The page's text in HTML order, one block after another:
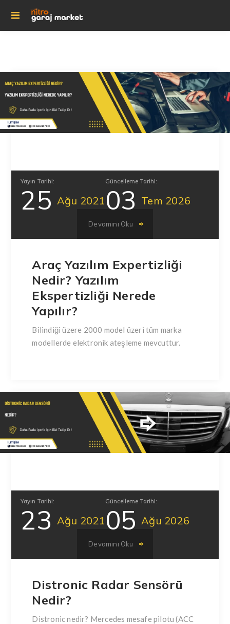
Yayın Tarihi:
25 Ağu 2021
Güncelleme Tarihi:
03 Tem 2026
Devamını Oku
Araç Yazılım Expertizliği
Nedir? Yazılım
Ekspertizliği Nerede
Yapılır?
Bilindiği üzere 2000 model üzeri tüm marka
modellerde elektronik ateşleme mevcuttur.
Yayın Tarihi:
23 Ağu 2021
Güncelleme Tarihi:
05 Ağu 2026
Devamını Oku
Distronic Radar Sensörü
Nedir?
Distronic nedir? Mercedes mesafe pilotu (ACC